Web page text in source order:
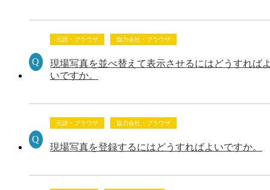
元請・ブラウザ 協力会社・ブラウザ
現場写真を並べ替えて表示させるにはどうすれば
いですか。
元請・ブラウザ 協力会社・ブラウザ
現場写真を登録するにはどうすればよいですか。